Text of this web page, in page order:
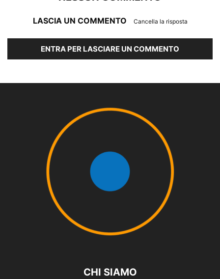
LASCIA UN COMMENTO Cancella la risposta
ENTRA PER LASCIARE UN COMMENTO
CHI SIAMO